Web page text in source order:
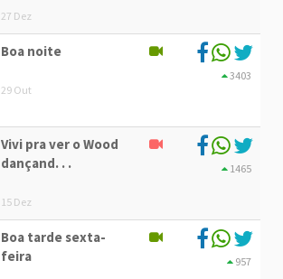
27 Dez
Boa noite
29 Out
3403
Vivi pra ver o Wood
dançand. . .
15 Dez
1465
Boa tarde sexta-
feira
957